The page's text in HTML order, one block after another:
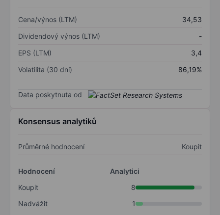
Cena/výnos (LTM)
34,53
Dividendový výnos (LTM)
-
EPS (LTM)
3,4
Volatilita (30 dní)
86,19%
Data poskytnuta od
Konsensus analytiků
Průměrné hodnocení Koupit
Hodnocení
Analytici
Koupit
8
Nadvážit
1